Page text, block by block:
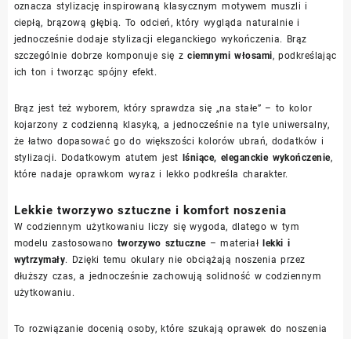
oznacza stylizację inspirowaną klasycznym motywem muszli i
ciepłą, brązową głębią. To odcień, który wygląda naturalnie i
jednocześnie dodaje stylizacji eleganckiego wykończenia. Brąz
szczególnie dobrze komponuje się zciemnymi włosami, podkreślając
ich ton i tworząc spójny efekt.
Brąz jest też wyborem, który sprawdza się „na stałe” – to kolor
kojarzony z codzienną klasyką, a jednocześnie na tyle uniwersalny,
że łatwo dopasować go do większości kolorów ubrań, dodatków i
stylizacji. Dodatkowym atutem jest
lśniące, eleganckie wykończenie,
które nadaje oprawkom wyraz i lekko podkreśla charakter.
Lekkie tworzywo sztuczne i komfort noszenia
W codziennym użytkowaniu liczy się wygoda, dlatego w tym
modelu zastosowano tworzywo sztuczne– materiał
lekki i
wytrzymały. Dzięki temu okulary nie obciążają noszenia przez
dłuższy czas, a jednocześnie zachowują solidność w codziennym
użytkowaniu.
To rozwiązanie docenią osoby, które szukają oprawek do noszenia